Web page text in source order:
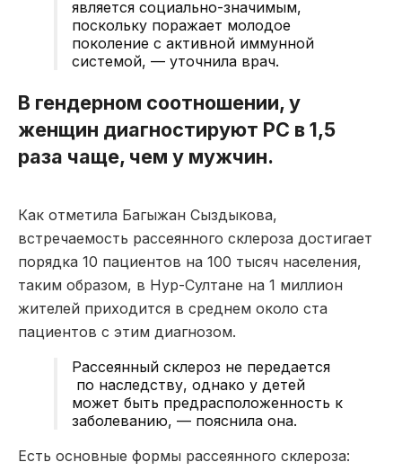
является социально-значимым,
поскольку поражает молодое
поколение с активной иммунной
системой, — уточнила врач.
В гендерном соотношении, у
женщин диагностируют РС в 1,5
раза чаще, чем у мужчин.
Как отметила Багыжан Сыздыкова,
встречаемость рассеянного склероза достигает
порядка 10 пациентов на 100 тысяч населения,
таким образом, в Нур-Султане на 1 миллион
жителей приходится в среднем около ста
пациентов с этим диагнозом.
Рассеянный склероз не передается
по наследству, однако у детей
может быть предрасположенность к
заболеванию, — пояснила она.
Есть основные формы рассеянного склероза: